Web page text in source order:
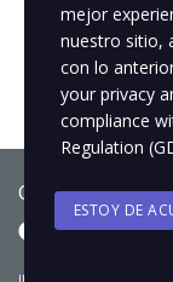
Copyright ©
mejor
nuestro sitio,
con lo
your privacy
compliance
Regulation
ESTOY DE